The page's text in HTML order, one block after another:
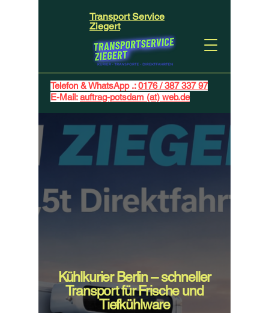
Telefon & WhatsApp .:0176 / 387 337 97
E-Mail:auftrag-potsdam (at) web.de
Transport Service
Ziegert
Kühlkurier Berlin – schneller
Transport für Frische und
Tiefkühlware